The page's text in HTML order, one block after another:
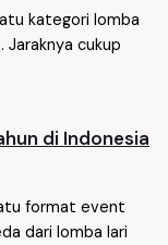
kategori lomba
Jaraknya cukup
di Indonesia
format event
dari lomba lari